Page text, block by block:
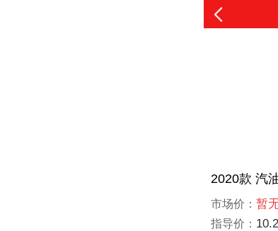
2020款 汽
市场价： 暂
指导价：